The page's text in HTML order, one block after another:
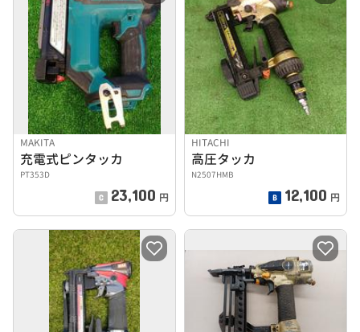
MAKITA
充電式ピンタッカ
PT353D
23,100 円
HITACHI
高圧タッカ
N2507HMB
12,100 円